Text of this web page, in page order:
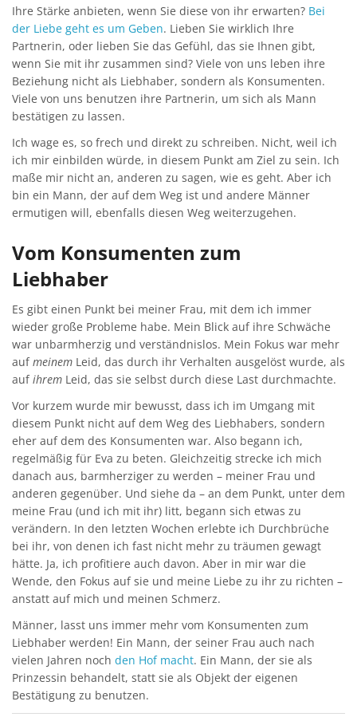
Ihre Stärke anbieten, wenn Sie diese von ihr erwarten? Bei
der Liebe geht es um Geben. Lieben Sie wirklich Ihre
Partnerin, oder lieben Sie das Gefühl, das sie Ihnen gibt,
wenn Sie mit ihr zusammen sind? Viele von uns leben ihre
Beziehung nicht als Liebhaber, sondern als Konsumenten.
Viele von uns benutzen ihre Partnerin, um sich als Mann
bestätigen zu lassen.
Ich wage es, so frech und direkt zu schreiben. Nicht, weil ich
ich mir einbilden würde, in diesem Punkt am Ziel zu sein. Ich
maße mir nicht an, anderen zu sagen, wie es geht. Aber ich
bin ein Mann, der auf dem Weg ist und andere Männer
ermutigen will, ebenfalls diesen Weg weiterzugehen.
Vom Konsumenten zum
Liebhaber
Es gibt einen Punkt bei meiner Frau, mit dem ich immer
wieder große Probleme habe. Mein Blick auf ihre Schwäche
war unbarmherzig und verständnislos. Mein Fokus war mehr
aufmeinem Leid, das durch ihr Verhalten ausgelöst wurde, als
aufihrem Leid, das sie selbst durch diese Last durchmachte.
Vor kurzem wurde mir bewusst, dass ich im Umgang mit
diesem Punkt nicht auf dem Weg des Liebhabers, sondern
eher auf dem des Konsumenten war. Also begann ich,
regelmäßig für Eva zu beten. Gleichzeitig strecke ich mich
danach aus, barmherziger zu werden – meiner Frau und
anderen gegenüber. Und siehe da – an dem Punkt, unter dem
meine Frau (und ich mit ihr) litt, begann sich etwas zu
verändern. In den letzten Wochen erlebte ich Durchbrüche
bei ihr, von denen ich fast nicht mehr zu träumen gewagt
hätte. Ja, ich profitiere auch davon. Aber in mir war die
Wende, den Fokus auf sie und meine Liebe zu ihr zu richten –
anstatt auf mich und meinen Schmerz.
Männer, lasst uns immer mehr vom Konsumenten zum
Liebhaber werden! Ein Mann, der seiner Frau auch nach
vielen Jahren noch den Hof macht. Ein Mann, der sie als
Prinzessin behandelt, statt sie als Objekt der eigenen
Bestätigung zu benutzen.